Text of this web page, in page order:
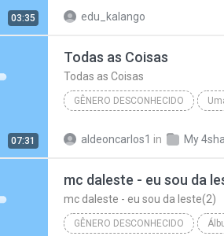
03:35 edu_kalango
07:31
Todas as Coisas
Todas as Coisas
GÊNERO DESCONHECIDO
aldeoncarlos1 in My
mc daleste - eu sou da
mc daleste - eu sou da leste(2)
GÊNERO DESCONHECIDO